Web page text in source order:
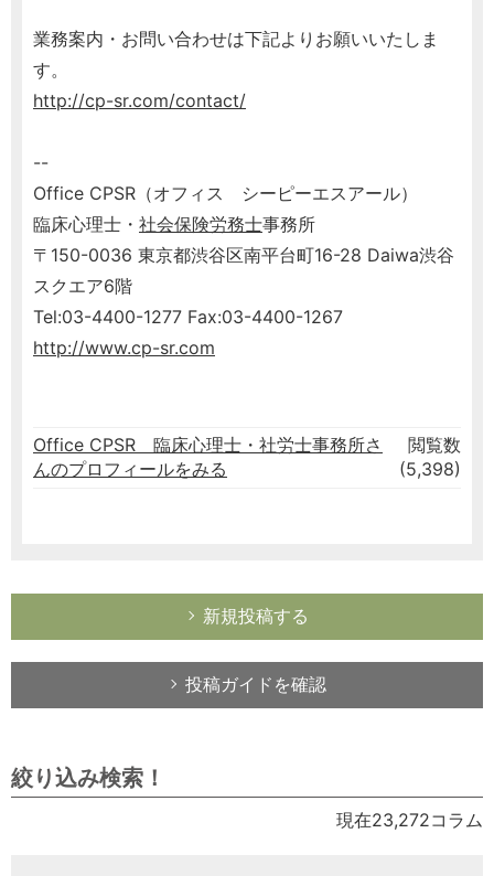
業務案内・お問い合わせは下記よりお願いいたしま
す。
http://cp-sr.com/contact/
--
Office CPSR（オフィス シーピーエスアール）
臨床心理士・ 社会保険労務士事務所
〒150-0036 東京都渋谷区南平台町16-28 Daiwa渋谷
スクエア6階
Tel:03-4400-1277 Fax:03-4400-1267
http://www.cp-sr.com
Office CPSR 臨床心理士・社労士事務所さ
んのプロフィールをみる
閲覧数
(5,398)
新規投稿する
投稿ガイドを確認
絞り込み検索！
現在23,272コラム